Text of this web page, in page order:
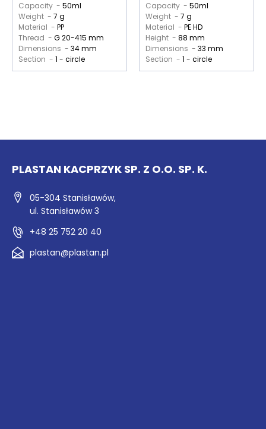
Capacity - 50ml
Weight - 7 g
Material - PP
Thread - G 20-415 mm
Dimensions - 34 mm
Section - 1 - circle
Capacity - 50ml
Weight - 7 g
Material - PE HD
Height - 88 mm
Dimensions - 33 mm
Section - 1 - circle
PLASTAN KACPRZYK SP. Z O.O. SP. K.
05-304 Stanisławów,
ul. Stanisławów 3
+48 25 752 20 40
plastan@plastan.pl